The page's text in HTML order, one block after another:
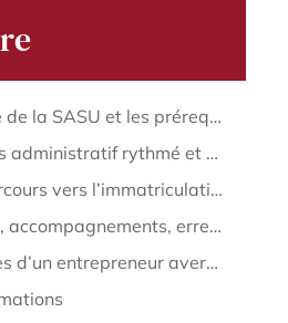
Le contexte de la SASU et les prérequis à examiner
Un parcours administratif rythmé et exigeant
L’ultime parcours vers l’immatriculation
Coût global, accompagnements, erreurs, pièges du processus
Perspectives d’un entrepreneur averti en 2025